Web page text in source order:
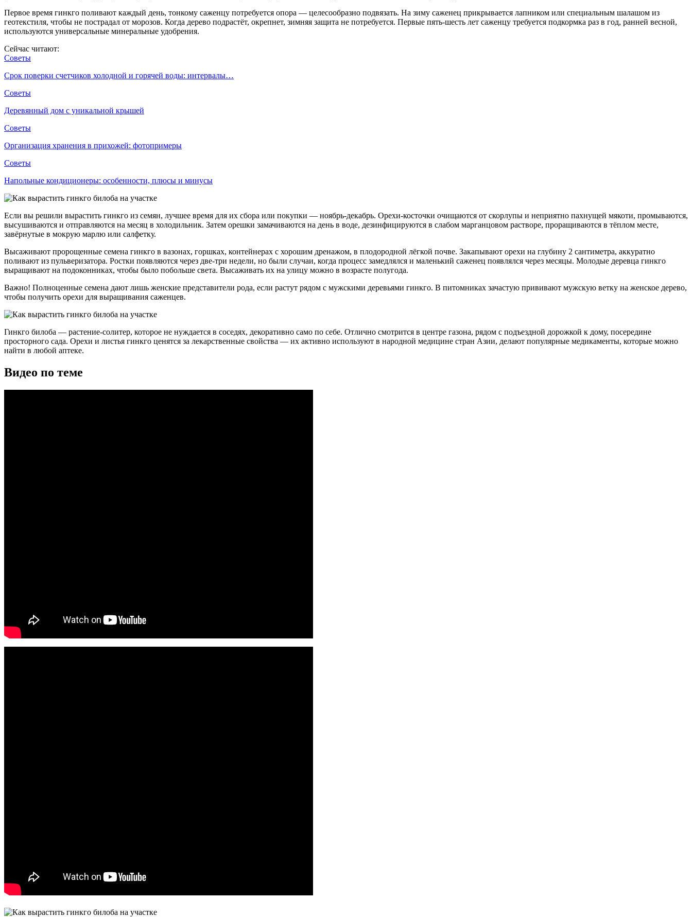
Первое время гинкго поливают каждый день, тонкому саженцу потребуется опора — целесообразно подвязать. На зиму саженец прикрывается лапником или специальным шалашом из
геотекстиля, чтобы не пострадал от морозов. Когда дерево подрастёт, окрепнет, зимняя защита не потребуется. Первые пять-шесть лет саженцу требуется подкормка раз в год, ранней весной,
используются универсальные минеральные удобрения.
Сейчас читают:
Советы
Срок поверки счетчиков холодной и горячей воды: интервалы…
Советы
Деревянный дом с уникальной крышей
Советы
Организация хранения в прихожей: фотопримеры
Советы
Напольные кондиционеры: особенности, плюсы и минусы
Если вы решили вырастить гинкго из семян, лучшее время для их сбора или покупки — ноябрь-декабрь. Орехи-косточки очищаются от скорлупы и неприятно пахнущей мякоти, промываются,
высушиваются и отправляются на месяц в холодильник. Затем орешки замачиваются на день в воде, дезинфицируются в слабом марганцовом растворе, проращиваются в тёплом месте,
завёрнутые в мокрую марлю или салфетку.
Высаживают пророщенные семена гинкго в вазонах, горшках, контейнерах с хорошим дренажом, в плодородной лёгкой почве. Закапывают орехи на глубину 2 сантиметра, аккуратно
поливают из пульверизатора. Ростки появляются через две-три недели, но были случаи, когда процесс замедлялся и маленький саженец появлялся через месяцы. Молодые деревца гинкго
выращивают на подоконниках, чтобы было побольше света. Высаживать их на улицу можно в возрасте полугода.
Важно! Полноценные семена дают лишь женские представители рода, если растут рядом с мужскими деревьями гинкго. В питомниках зачастую прививают мужскую ветку на женское дерево,
чтобы получить орехи для выращивания саженцев.
Гинкго билоба — растение-солитер, которое не нуждается в соседях, декоративно само по себе. Отлично смотрится в центре газона, рядом с подъездной дорожкой к дому, посередине
просторного сада. Орехи и листья гинкго ценятся за лекарственные свойства — их активно используют в народной медицине стран Азии, делают популярные медикаменты, которые можно
найти в любой аптеке.
Видео по теме